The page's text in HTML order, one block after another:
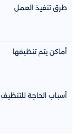
طرق تنفيذ العمل
أماكن يتم تنظيفها
أسباب الحاجة للتنظيف